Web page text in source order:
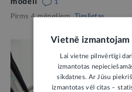
1
Pirms 4 mēnešiem, Tieslietas
Vietnē izmantojam
Lai vietne pilnvērtīgi
izmantotas
sīkdatnes. Ar Jūsu
izmantotas vēl citas –